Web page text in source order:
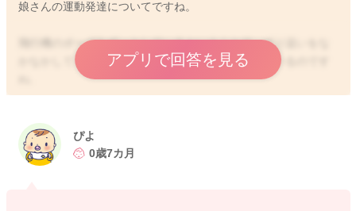
娘さんの運動発達についてですね。
飛行機のポーズをずっとしているということで、ずり這いをな
かなかしてくれないということで、ご心配をされているのです
お子さんそれぞれのペースでできるようになることを増やして
一概にいつまでにつかまりたちかという目安もあるようでない
かもしれません。
アプリで回答を見る
ぴよ
0歳7カ月